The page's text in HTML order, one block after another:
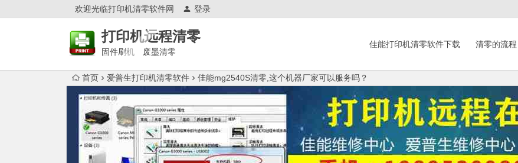
欢迎光临打印机清零软件网 登录
打印机远程清零
固件刷机 废墨清零
佳能打印机清零软件下载 清零的流程
首页 爱普生打印机清零软件 佳能mg2540S清零,这个机器厂家可以服务吗？